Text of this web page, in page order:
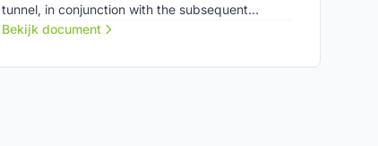
tunnel, in conjunction with the subsequent
process of data analysis, data interpretation,
predicting future behaviour. The manual is
Bekijk document